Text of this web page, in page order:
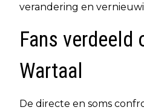
verandering en
Fans verdeeld
Wartaal
De directe en soms